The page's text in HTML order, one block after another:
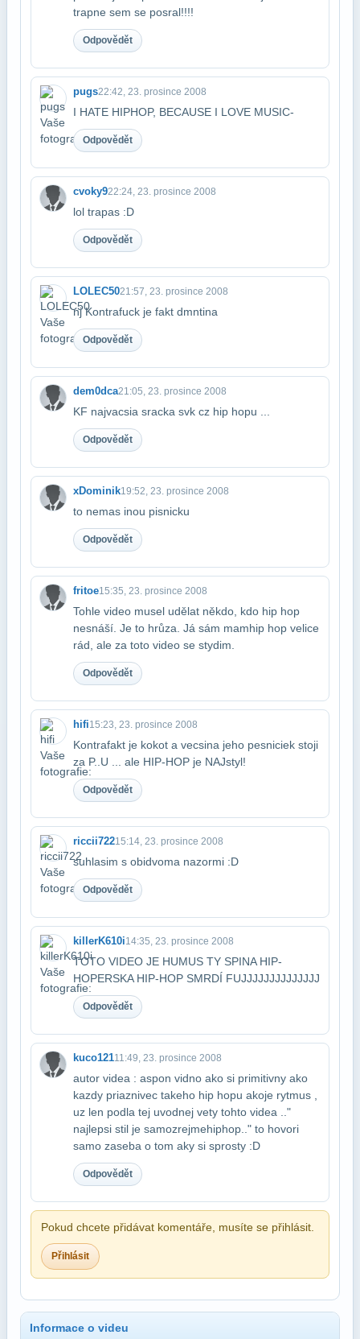
trapne sem se posral!!!!
Odpovědět
pugs22:42, 23. prosince 2008
I HATE HIPHOP, BECAUSE I LOVE MUSIC-
Odpovědět
cvoky922:24, 23. prosince 2008
lol trapas :D
Odpovědět
LOLEC5021:57, 23. prosince 2008
nj Kontrafuck je fakt dmntina
Odpovědět
dem0dca21:05, 23. prosince 2008
KF najvacsia sracka svk cz hip hopu ...
Odpovědět
xDominik19:52, 23. prosince 2008
to nemas inou pisnicku
Odpovědět
fritoe15:35, 23. prosince 2008
Tohle video musel udělat někdo, kdo hip hop
nesnáší. Je to hrůza. Já sám mam​hip hop velice
rád, ale za toto video se stydim.
Odpovědět
hifi15:23, 23. prosince 2008
Kontrafakt je kokot a vecsina jeho pesniciek stoji
za P..U ... ale HIP-HOP je NAJ​styl!
Odpovědět
riccii72215:14, 23. prosince 2008
suhlasim s obidvoma nazormi :D
Odpovědět
killerK610i14:35, 23. prosince 2008
TOTO VIDEO JE HUMUS TY SPINA HIP-
HOPERSKA HIP-HOP SMRDÍ FUJJJJJJJJJJJJJJ
Odpovědět
kuco12111:49, 23. prosince 2008
autor videa : aspon vidno ako si primitivny ako
kazdy priaznivec takeho hip hopu ako​je rytmus ,
uz len podla tej uvodnej vety tohto videa .."
najlepsi stil je samozrejme​hiphop.." to hovori
samo zaseba o tom aky si sprosty :D
Odpovědět
Pokud chcete přidávat komentáře, musíte se přihlásit.
Přihlásit
Informace o videu